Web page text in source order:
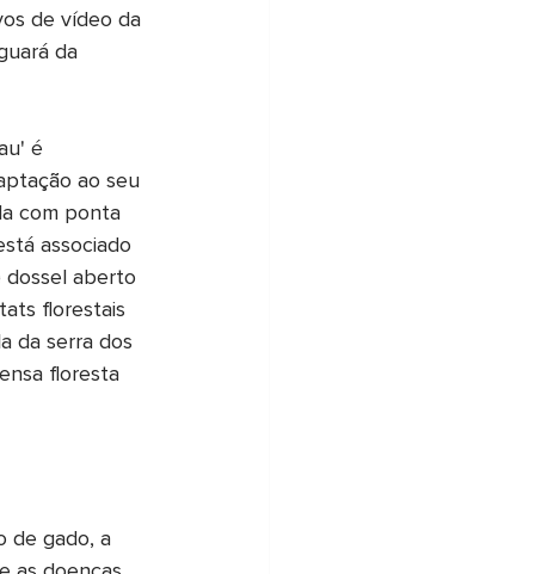
de vídeo da
da
é
ao seu
com ponta
associado
aberto
florestais
da serra dos
floresta
de gado, a